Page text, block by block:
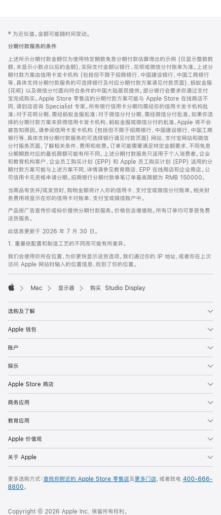
页
页
脚
注
‡ 为近似值。金额可能随时间变动。
分期付款服务的条件
上述所示分期付款金额仅为使用特定期数免息分期付款估算得出的示例 (仅显示整数数
额，未显示小数点以后的金额)，实际支付金额以银行、花呗或微信分付账单为准。上述分
期付款方案由信用卡发卡机构 (包括但不限于招商银行、中国建设银行、中国工商银行
等，具体支持分期付款服务的可选择银行及对应分期付款方案请见付款页面)、蚂蚁金服
(花呗) 以及微信分付面向符合条件的中国大陆居民提供。部分银行会要求你通过支付
宝完成购买。Apple Store 零售店的分期付款方案可能与 Apple Store 在线商店不
同，请到店咨询 Specialist 专家。所有银行信用卡分期均需经你的信用卡发卡机构批
准；对于花呗分期，需经蚂蚁金服批准；对于微信分付分期，需经微信分付批准。如果你选
择的分期付款方案未获得信用卡发卡机构、蚂蚁金服或微信分付的批准，Apple 将不会
被告知原因。请参阅信用卡发卡机构 (包括但不限于招商银行、中国建设银行、中国工商
银行等，具体支持分期付款服务的可选择银行请见付款页面) 网站、支付宝网站和微信
分付服务页面，了解相关条件、费用和收费。订单可能需要满足特定金额要求，不同免息
分期期数对应的最低限额可能有所不同。上述分期付款服务只适用于个人消费者。企业
和教育机构客户、企业员工购买计划 (EPP) 和 Apple 员工购买计划 (EPP) 适用的分
期付款方案可能与上述方案不同，详情请参见教育商店、EPP 在线商店和企业商店。公
司信用卡无资格申请分期。招商银行分期付款单笔订单最高限额为 RMB 150000。
当商品有货并/或发货时，购物金额将计入你的信用卡、支付宝或微信分付账单。相关财
务费用将显示在你的信用卡对账单、支付宝或微信账户中。
产品按广告宣传价或标价提供分期付款服务。价格包含增值税。所有订单均可享受免费
送货服务。
此信息更新于 2026 年 7 月 30 日。
1. 重量依配置和制造工艺的不同而可能有所差异。
我们会使用你所在位置，为你更快显示送货选项。我们通过你的 IP 地址，或者你在上次
访问 Apple 网站时输入的位置信息，找到了你的位置。
Mac 显示器 购买 Studio Display
选购及了解
Apple 钱包
账户
娱乐
Apple Store 商店
商务应用
教育应用
Apple 价值观
关于 Apple
更多选购方式：查找你附近的 Apple Store 零售店及更多门店，或者致电 400-666-
8800。
Copyright © 2026 Apple Inc. 保留所有权利。